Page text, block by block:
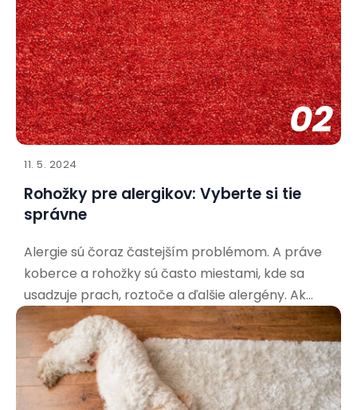
02
11. 5. 2024
Rohožky pre alergikov: Vyberte si tie
správne
Alergie sú čoraz častejším problémom. A práve
koberce a rohožky sú často miestami, kde sa
usadzuje prach, roztoče a ďalšie alergény. Ak
trpíte alergiami, výber správnej rohožky je kľúčový
pre vaše zdravie a pohodu. Aké materiály sú
najvhodnejšie pre alergikov? Pri výbere rohožky
pre alergikov